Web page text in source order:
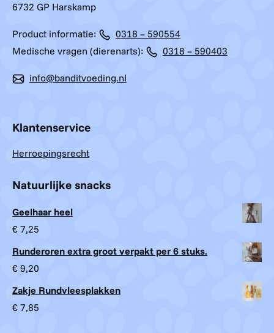
6732 GP Harskamp
Product informatie:
0318 – 590554
Medische vragen (dierenarts):
0318 – 590403
info@banditvoeding.nl
Klantenservice
Herroepingsrecht
Natuurlijke snacks
Geelhaar heel
€ 7,25
Runderoren extra groot verpakt per 6 stuks.
€ 9,20
Zakje Rundvleesplakken
€ 7,85